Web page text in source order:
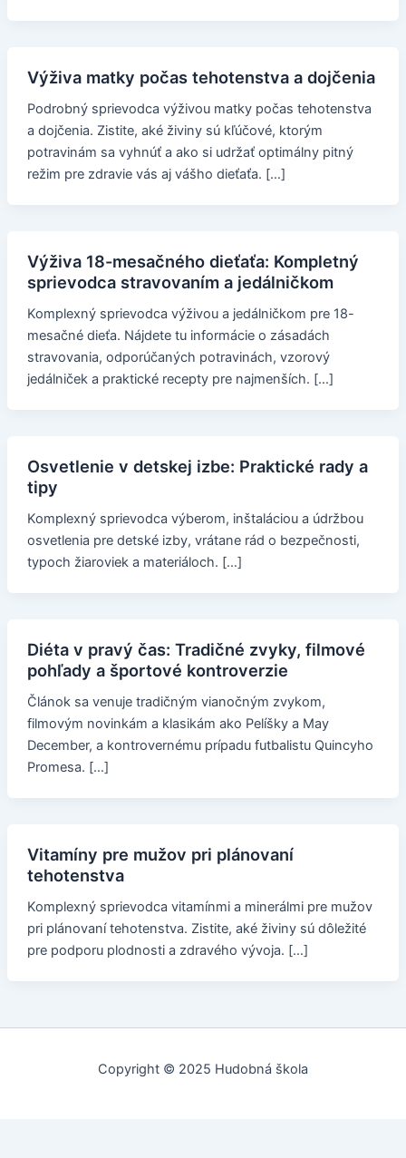
Výživa matky počas tehotenstva a dojčenia
Podrobný sprievodca výživou matky počas tehotenstva
a dojčenia. Zistite, aké živiny sú kľúčové, ktorým
potravinám sa vyhnúť a ako si udržať optimálny pitný
režim pre zdravie vás aj vášho dieťaťa. […]
Výživa 18-mesačného dieťaťa: Kompletný
sprievodca stravovaním a jedálničkom
Komplexný sprievodca výživou a jedálničkom pre 18-
mesačné dieťa. Nájdete tu informácie o zásadách
stravovania, odporúčaných potravinách, vzorový
jedálniček a praktické recepty pre najmenších. […]
Osvetlenie v detskej izbe: Praktické rady a
tipy
Komplexný sprievodca výberom, inštaláciou a údržbou
osvetlenia pre detské izby, vrátane rád o bezpečnosti,
typoch žiaroviek a materiáloch. […]
Diéta v pravý čas: Tradičné zvyky, filmové
pohľady a športové kontroverzie
Článok sa venuje tradičným vianočným zvykom,
filmovým novinkám a klasikám ako Pelíšky a May
December, a kontrovernému prípadu futbalistu Quincyho
Promesa. […]
Vitamíny pre mužov pri plánovaní
tehotenstva
Komplexný sprievodca vitamínmi a minerálmi pre mužov
pri plánovaní tehotenstva. Zistite, aké živiny sú dôležité
pre podporu plodnosti a zdravého vývoja. […]
Copyright © 2025 Hudobná škola